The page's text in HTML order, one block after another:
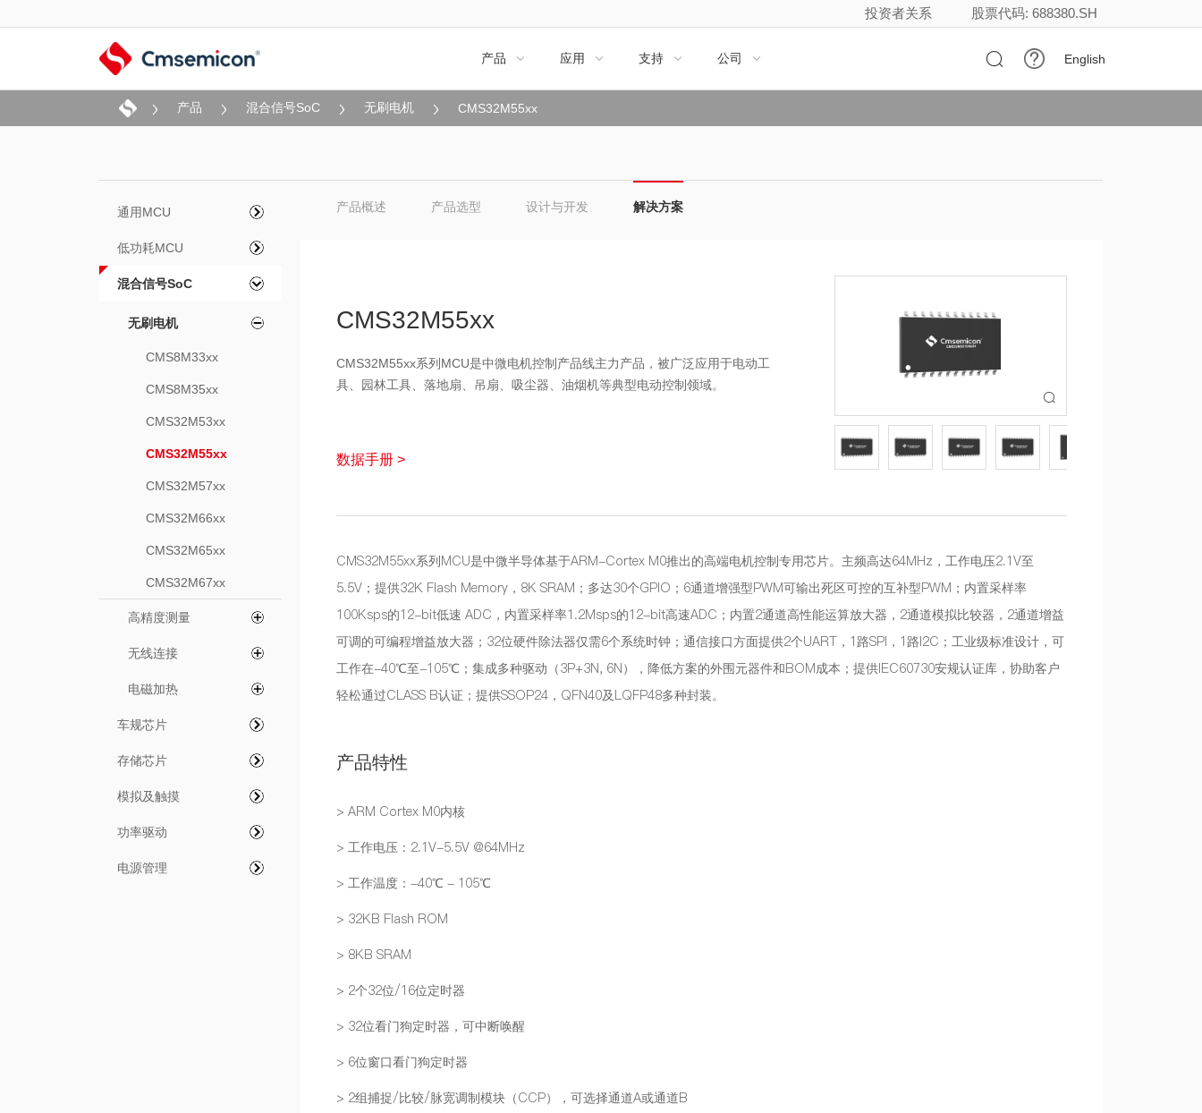
投资者关系 股票代码: 688380.SH
产品  应用  支持  公司   English
产品 混合信号SoC 无刷电机 CMS32M55xx
通用MCU
低功耗MCU
混合信号SoC
无刷电机
CMS8M33xx
CMS8M35xx
CMS32M53xx
CMS32M55xx
CMS32M57xx
CMS32M66xx
CMS32M65xx
CMS32M67xx
高精度测量
无线连接
电磁加热
车规芯片
存储芯片
模拟及触摸
功率驱动
电源管理
产品概述 产品选型 设计与开发 解决方案
CMS32M55xx
CMS32M55xx系列MCU是中微电机控制产品线主力产品，被广泛应用于电动工
具、园林工具、落地扇、吊扇、吸尘器、油烟机等典型电动控制领域。
数据手册 >

CMS32M55xx系列MCU是中微半导体基于ARM-Cortex M0推出的高端电机控制专用芯片。主频高达64MHz，工作电压2.1V至
5.5V；提供32K Flash Memory，8K SRAM；多达30个GPIO；6通道增强型PWM可输出死区可控的互补型PWM；内置采样率
100Ksps的12-bit低速 ADC，内置采样率1.2Msps的12-bit高速ADC；内置2通道高性能运算放大器，2通道模拟比较器，2通道增益
可调的可编程增益放大器；32位硬件除法器仅需6个系统时钟；通信接口方面提供2个UART，1路SPI，1路I2C；工业级标准设计，可
工作在-40℃至-105℃；集成多种驱动（3P+3N, 6N），降低方案的外围元器件和BOM成本；提供IEC60730安规认证库，协助客户
轻松通过CLASS B认证；提供SSOP24，QFN40及LQFP48多种封装。
产品特性
> ARM Cortex M0内核
> 工作电压：2.1V-5.5V @64MHz
> 工作温度：-40℃ - 105℃
> 32KB Flash ROM
> 8KB SRAM
> 2个32位/16位定时器
> 32位看门狗定时器，可中断唤醒
> 6位窗口看门狗定时器
> 2组捕捉/比较/脉宽调制模块（CCP），可选择通道A或通道B